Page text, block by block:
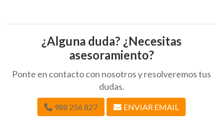
¿Alguna duda? ¿Necesitas
asesoramiento?
Ponte en contacto con nosotros y resolveremos tus
dudas.
988 256 827 ENVIAR EMAIL